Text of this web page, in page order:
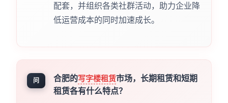
配套，并组织各类社群活动，助力企业降
低运营成本的同时加速成长。
问 合肥的写字楼租赁市场，长期租赁和短期
租赁各有什么特点？